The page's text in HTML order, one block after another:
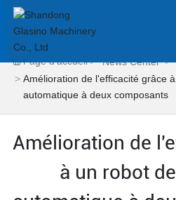
Page d'accueil News Center
Amélioration de l'efficacité grâce
automatique à deux composants
Amélioration de
à un robot